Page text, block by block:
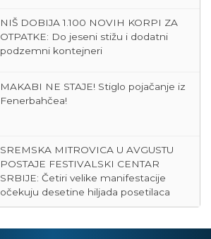
NIŠ DOBIJA 1.100 NOVIH KORPI ZA
OTPATKE: Do jeseni stižu i dodatni
podzemni kontejneri
MAKABI NE STAJE! Stiglo pojačanje iz
Fenerbahčea!
SREMSKA MITROVICA U AVGUSTU
POSTAJE FESTIVALSKI CENTAR
SRBIJE: Četiri velike manifestacije
očekuju desetine hiljada posetilaca